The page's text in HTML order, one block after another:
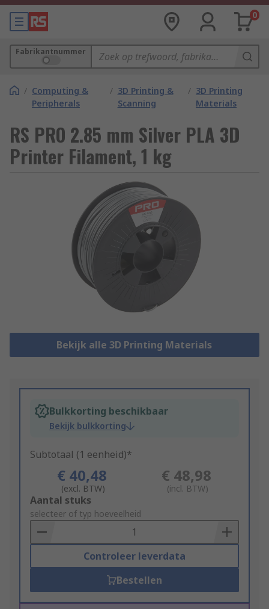
0
Fabrikantnummer
/ Computing &
Peripherals
/ 3D Printing &
Scanning
/ 3D Printing
Materials
RS PRO 2.85 mm Silver PLA 3D
Printer Filament, 1 kg
Bekijk alle 3D Printing Materials
Bulkkorting beschikbaar
Bekijk bulkkorting
Subtotaal (1 eenheid)*
€ 40,48
(excl. BTW)
€ 48,98
(incl. BTW)
Add
to
Basket
Aantal stuks
selecteer of typ hoeveelheid
Controleer leverdata
Bestellen